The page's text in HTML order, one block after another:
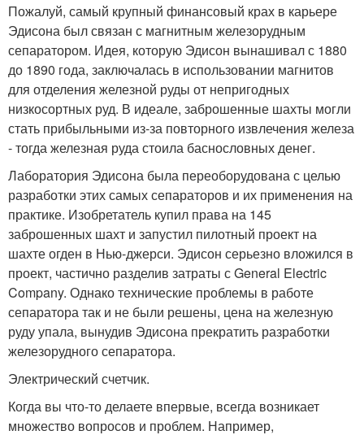
Пожалуй, самый крупный финансовый крах в карьере
Эдисона был связан с магнитным железорудным
сепаратором. Идея, которую Эдисон вынашивал с 1880
до 1890 года, заключалась в использовании магнитов
для отделения железной руды от непригодных
низкосортных руд. В идеале, заброшенные шахты могли
стать прибыльными из-за повторного извлечения железа
- тогда железная руда стоила баснословных денег.
Лаборатория Эдисона была переоборудована с целью
разработки этих самых сепараторов и их применения на
практике. Изобретатель купил права на 145
заброшенных шахт и запустил пилотный проект на
шахте огден в Нью-джерси. Эдисон серьезно вложился в
проект, частично разделив затраты с General Electric
Company. Однако технические проблемы в работе
сепаратора так и не были решены, цена на железную
руду упала, вынудив Эдисона прекратить разработки
железорудного сепаратора.
Электрический счетчик.
Когда вы что-то делаете впервые, всегда возникает
множество вопросов и проблем. Например,